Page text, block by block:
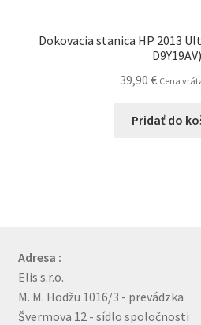
Dokovacia stanica HP 2013
D9Y19AV)
39,90 € Cena
Pridať do
Adresa :
Elis s.r.o.
M. M. Hodžu 1016/3 - prevádzka
Švermova 12 - sídlo spoločnosti